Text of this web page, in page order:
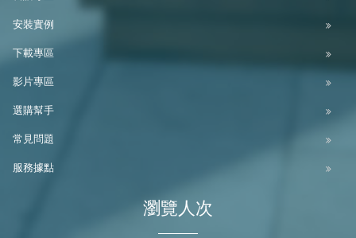
安裝實例
下載專區
影片專區
選購幫手
常見問題
服務據點
瀏覽人次